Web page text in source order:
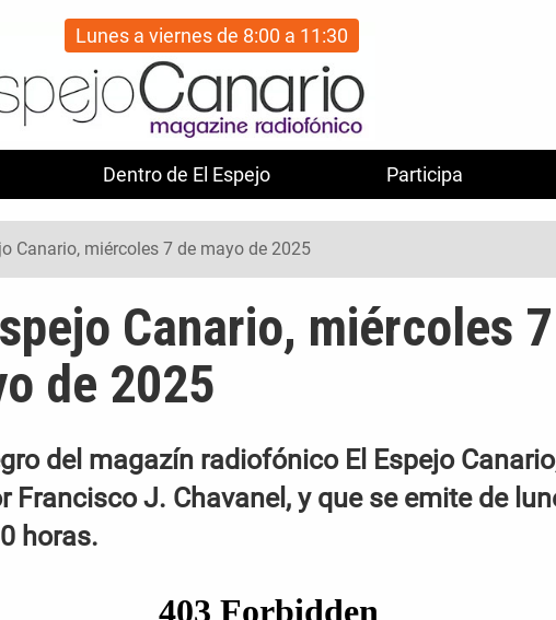
Dentro de El Espejo Participa
Lunes a viernes de 8:00 a 11:30
Canario, miércoles 7 de mayo de 2025
Canario, miércoles
de 2025
del magazín radiofónico El Espejo
Francisco J. Chavanel, y que se emite de
horas.